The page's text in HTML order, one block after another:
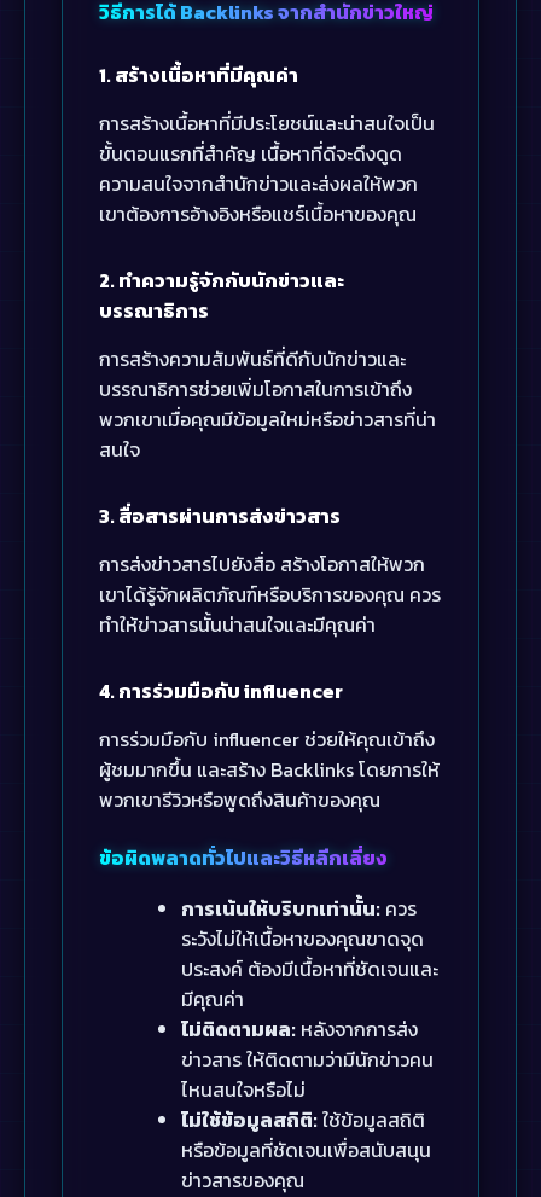
วิธีการได้ Backlinks จากสำนักข่าวใหญ่
1. สร้างเนื้อหาที่มีคุณค่า
การสร้างเนื้อหาที่มีประโยชน์และน่าสนใจเป็น
ขั้นตอนแรกที่สำคัญ เนื้อหาที่ดีจะดึงดูด
ความสนใจจากสำนักข่าวและส่งผลให้พวก
เขาต้องการอ้างอิงหรือแชร์เนื้อหาของคุณ
2. ทำความรู้จักกับนักข่าวและ
บรรณาธิการ
การสร้างความสัมพันธ์ที่ดีกับนักข่าวและ
บรรณาธิการช่วยเพิ่มโอกาสในการเข้าถึง
พวกเขาเมื่อคุณมีข้อมูลใหม่หรือข่าวสารที่น่า
สนใจ
3. สื่อสารผ่านการส่งข่าวสาร
การส่งข่าวสารไปยังสื่อ สร้างโอกาสให้พวก
เขาได้รู้จักผลิตภัณฑ์หรือบริการของคุณ ควร
ทำให้ข่าวสารนั้นน่าสนใจและมีคุณค่า
4. การร่วมมือกับ influencer
การร่วมมือกับ influencer ช่วยให้คุณเข้าถึง
ผู้ชมมากขึ้น และสร้าง Backlinks โดยการให้
พวกเขารีวิวหรือพูดถึงสินค้าของคุณ
ข้อผิดพลาดทั่วไปและวิธีหลีกเลี่ยง
การเน้นให้บริบทเท่านั้น: ควร
ระวังไม่ให้เนื้อหาของคุณขาดจุด
ประสงค์ ต้องมีเนื้อหาที่ชัดเจนและ
มีคุณค่า
ไม่ติดตามผล: หลังจากการส่ง
ข่าวสาร ให้ติดตามว่ามีนักข่าวคน
ไหนสนใจหรือไม่
ไม่ใช้ข้อมูลสถิติ:ใช้ข้อมูลสถิติ
หรือข้อมูลที่ชัดเจนเพื่อสนับสนุน
ข่าวสารของคุณ